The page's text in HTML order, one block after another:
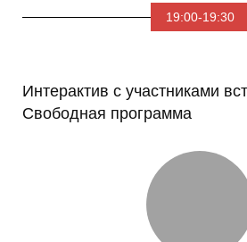
19:00-19:30
Интерактив с участниками
Свободная программа